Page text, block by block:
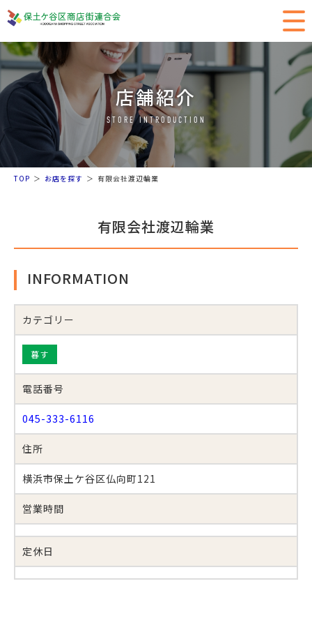
店舗紹介
STORE INTRODUCTION
TOP お店を探す 有限会社渡辺輪業
有限会社渡辺輪業
INFORMATION
カテゴリー
暮す
電話番号
045-333-6116
住所
横浜市保土ケ谷区仏向町121
営業時間
定休日